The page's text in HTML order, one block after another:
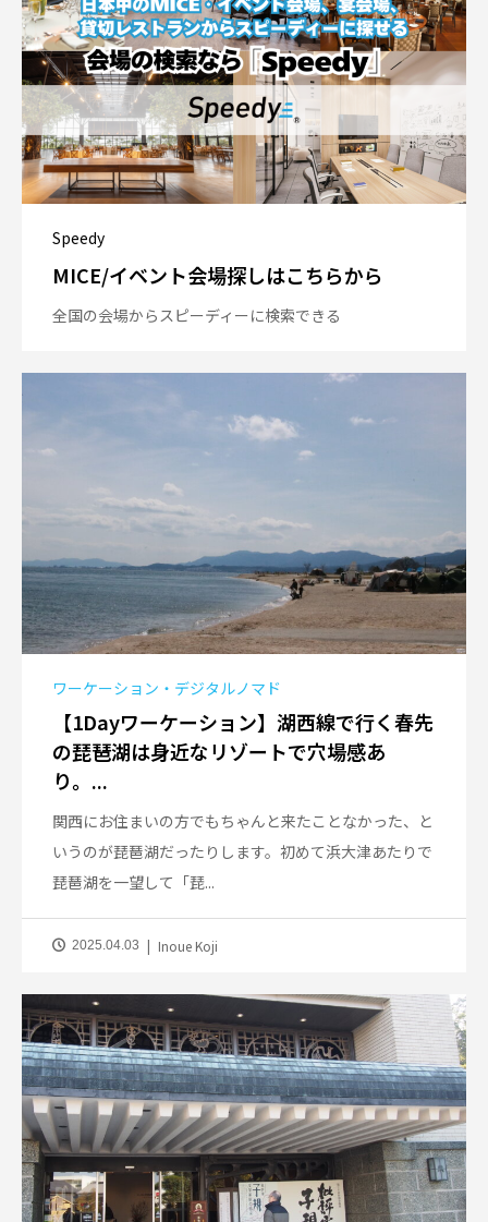
Speedy
MICE/イベント会場探しはこちらから
全国の会場からスピーディーに検索できる
ワーケーション・デジタルノマド
【1Dayワーケーション】湖西線で行く春先
の琵琶湖は身近なリゾートで穴場感あ
り。...
関西にお住まいの方でもちゃんと来たことなかった、と
いうのが琵琶湖だったりします。初めて浜大津あたりで
琵琶湖を一望して「琵...
2025.04.03 Inoue Koji